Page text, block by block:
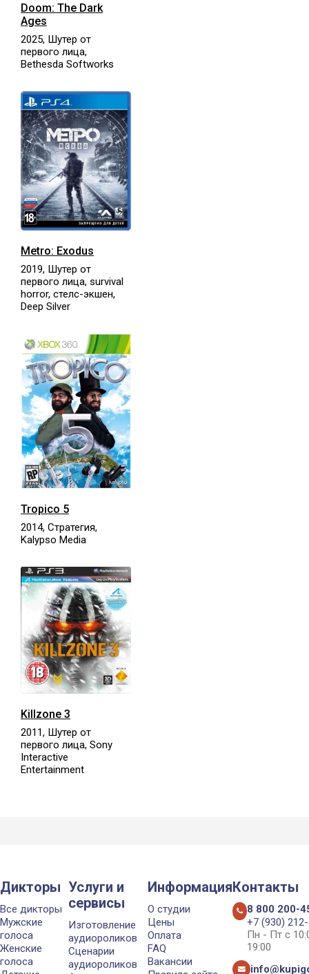
Doom: The Dark
Ages
2025, Шутер от
первого лица,
Bethesda Softworks
Metro: Exodus
2019, Шутер от
первого лица, survival
horror, стелс-экшен,
Deep Silver
Tropico 5
2014, Стратегия,
Kalypso Media
Killzone 3
2011, Шутер от
первого лица, Sony
Interactive
Entertainment
Дикторы
Все дикторы
Мужские
голоса
Женские
голоса
Услуги и
сервисы
Изготовление
аудиороликов
Сценарии
аудиороликов
Информация
О студии
Цены
Оплата
FAQ
Вакансии
Контакты
8 800 200-
+7 (930)
Пн - Пт с
19:00